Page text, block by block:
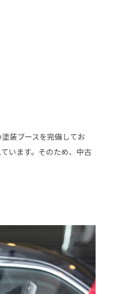
装ブースを完備してお
います。そのため、中古